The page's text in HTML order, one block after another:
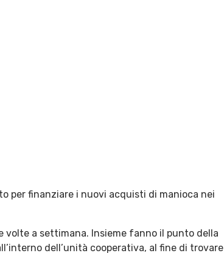
per finanziare i nuovi acquisti di manioca nei
volte a settimana. Insieme fanno il punto della
dell’unità cooperativa, al fine di trovare